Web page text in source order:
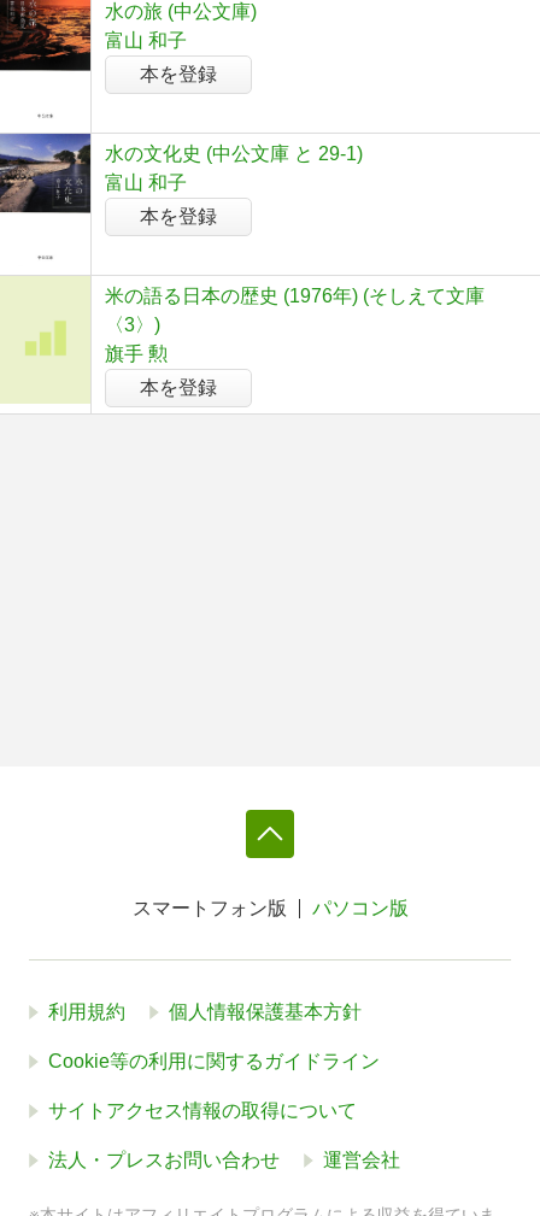
水の旅 (中公文庫)
富山 和子
本を登録
水の文化史 (中公文庫 と 29-1)
富山 和子
本を登録
米の語る日本の歴史 (1976年) (そしえて文庫
〈3〉)
旗手 勲
本を登録
スマートフォン版 パソコン版
利用規約 個人情報保護基本方針
Cookie等の利用に関するガイドライン
サイトアクセス情報の取得について
法人・プレスお問い合わせ 運営会社